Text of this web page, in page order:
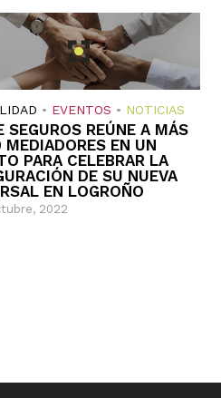
• EVENTOS • NOTICIAS
SEGUROS REÚNE A MÁS
MEDIADORES EN UN
PARA CELEBRAR LA
DE SU NUEVA
EN LOGROÑO
2022